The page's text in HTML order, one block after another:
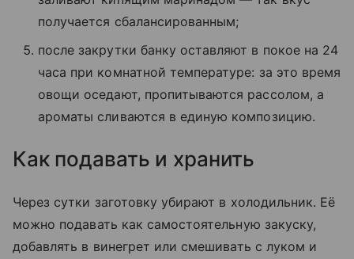
получается сбалансированным;
после закрутки банку оставляют в покое на 24
часа при комнатной температуре: за это время
овощи оседают, пропитываются рассолом, а
ароматы сливаются в единую композицию.
Как подавать и хранить
Через сутки заготовку убирают в холодильник. Её
можно подавать как самостоятельную закуску,
добавлять в винегрет или смешивать с луком и